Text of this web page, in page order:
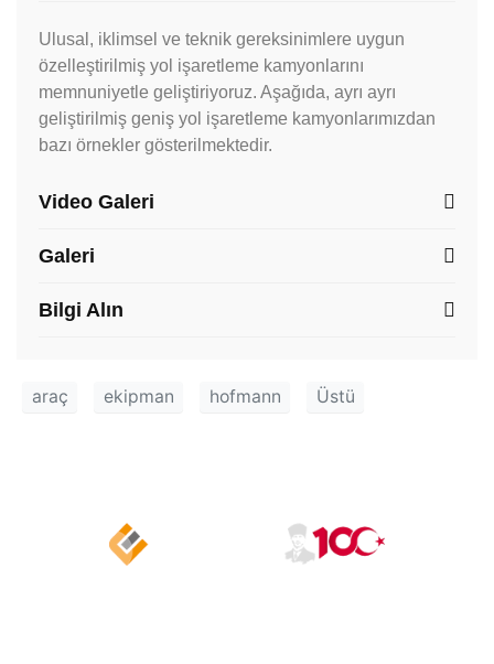
Ulusal, iklimsel ve teknik gereksinimlere uygun
özelleştirilmiş yol işaretleme kamyonlarını
memnuniyetle geliştiriyoruz. Aşağıda, ayrı ayrı
geliştirilmiş geniş yol işaretleme kamyonlarımızdan
bazı örnekler gösterilmektedir.
Video Galeri
Galeri
Bilgi Alın
araç ekipman hofmann Üstü